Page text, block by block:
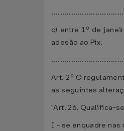
c) entre 1º de
adesão ao Pix.
Art. 2º O
as seguintes
"Art. 26. Qualifica-
I - se enquadre